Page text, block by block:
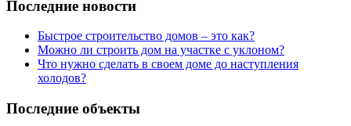
Последние новости
Быстрое строительство домов – это как?
Можно ли строить дом на участке с уклоном?
Что нужно сделать в своем доме до наступления
холодов?
Последние объекты